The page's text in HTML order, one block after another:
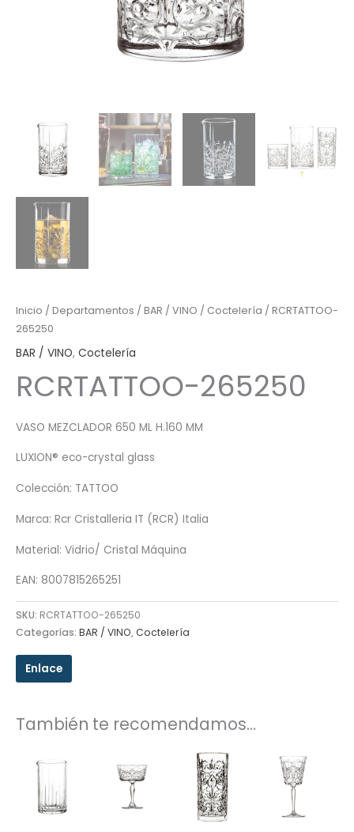
Inicio / Departamentos / BAR / VINO / Coctelería / RCRTATTOO-
265250
BAR / VINO, Coctelería
RCRTATTOO-265250
VASO MEZCLADOR 650 ML H.160 MM
LUXION® eco-crystal glass
Colección: TATTOO
Marca: Rcr Cristalleria IT (RCR) Italia
Material: Vidrio/ Cristal Máquina
EAN: 8007815265251
SKU: RCRTATTOO-265250
Categorías: BAR / VINO,Coctelería
Enlace
También te recomendamos…